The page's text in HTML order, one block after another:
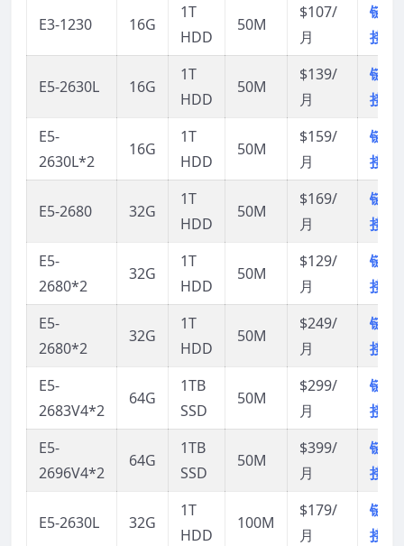
E3-1230 16G
1T
HDD
50M
$107/
月
链
接
E5-2630L 16G
1T
HDD
50M
$139/
月
链
接
E5-
2630L*2
16G
1T
HDD
50M
$159/
月
链
接
E5-2680 32G
1T
HDD
50M
$169/
月
链
接
E5-
2680*2
32G
1T
HDD
50M
$129/
月
链
接
E5-
2680*2
32G
1T
HDD
50M
$249/
月
链
接
E5-
2683V4*2
64G
1TB
SSD
50M
$299/
月
链
接
E5-
2696V4*2
64G
1TB
SSD
50M
$399/
月
链
接
E5-2630L 32G
1T
HDD
100M
$179/
月
链
接